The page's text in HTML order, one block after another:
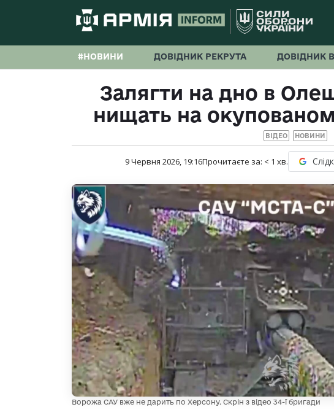
#НОВИНИ ДОВІДНИК РЕКРУТА ДОВІДНИК
Залягти на дно в
нищать на
ВІДЕО НОВИНИ
9 Червня 2026, 19:16Прочитаєте за: < 1 хв.
Ворожа САУ вже не дарить по Херсону. Скрін з відео 34-ї бригади